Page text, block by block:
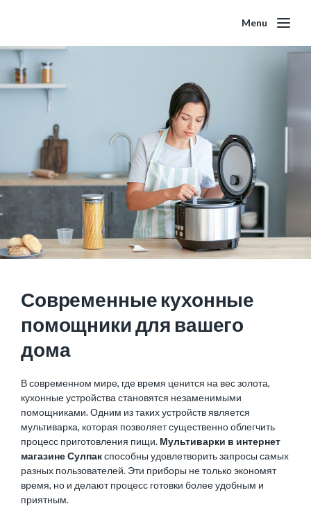
Menu
Современные кухонные
помощники для вашего
дома
В современном мире, где время ценится на вес золота,
кухонные устройства становятся незаменимыми
помощниками. Одним из таких устройств является
мультиварка, которая позволяет существенно облегчить
процесс приготовления пищи. Мультиварки в интернет
магазине Сулпакспособны удовлетворить запросы самых
разных пользователей. Эти приборы не только экономят
время, но и делают процесс готовки более удобным и
приятным.